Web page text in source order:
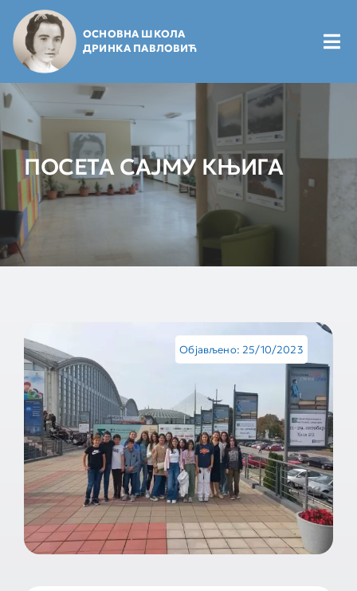
content
ОСНОВНА ШКОЛА
ДРИНКА ПАВЛОВИЋ
Почетна
Будући ђаци
Школарци
Маме и тате
Документа школе
Контакт
ПОСЕТА САЈМУ КЊИГА
Објављено: 25/10/2023